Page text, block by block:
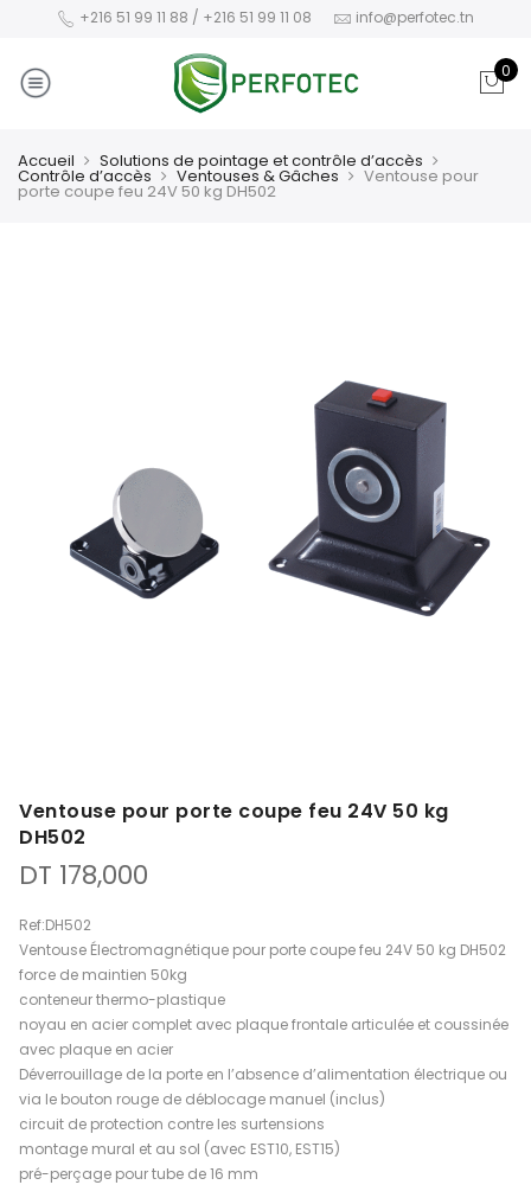
+216 51 99 11 88 / +216 51 99 11 08 info@perfotec.tn
0
Accueil Solutions de pointage et contrôle d’accès
Contrôle d’accès Ventouses & Gâches Ventouse pour
porte coupe feu 24V 50 kg DH502
Ventouse pour porte coupe feu 24V 50 kg
DH502
DT 178,000
Ref:DH502
Ventouse Électromagnétique pour porte coupe feu 24V 50 kg DH502
force de maintien 50kg
conteneur thermo-plastique
noyau en acier complet avec plaque frontale articulée et coussinée
avec plaque en acier
Déverrouillage de la porte en l’absence d’alimentation électrique ou
via le bouton rouge de déblocage manuel (inclus)
circuit de protection contre les surtensions
montage mural et au sol (avec EST10, EST15)
pré-perçage pour tube de 16 mm